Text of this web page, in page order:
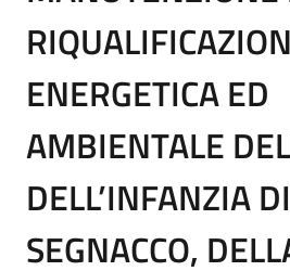
ENERGETICA ED
AMBIENTALE
DELL’INFANZIA
SEGNACCO,